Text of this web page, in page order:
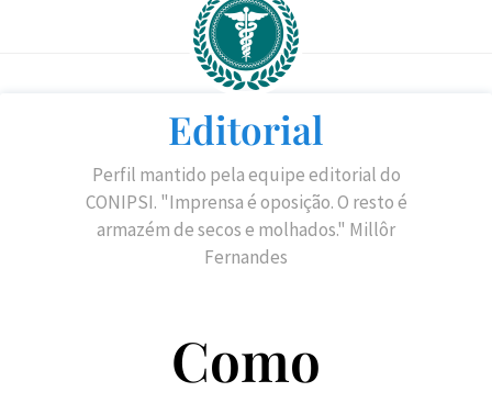
Editorial
Perfil mantido pela equipe editorial do
CONIPSI. "Imprensa é oposição. O resto é
armazém de secos e molhados." Millôr
Fernandes
Como